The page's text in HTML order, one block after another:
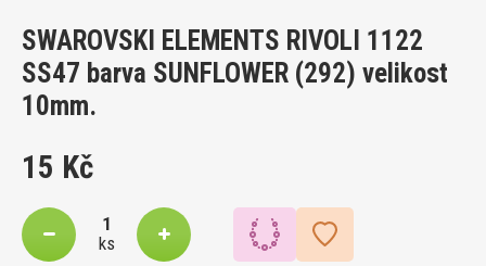
SWAROVSKI ELEMENTS RIVOLI 1122
SS47 barva SUNFLOWER (292) velikost
10mm.
15 Kč
ks